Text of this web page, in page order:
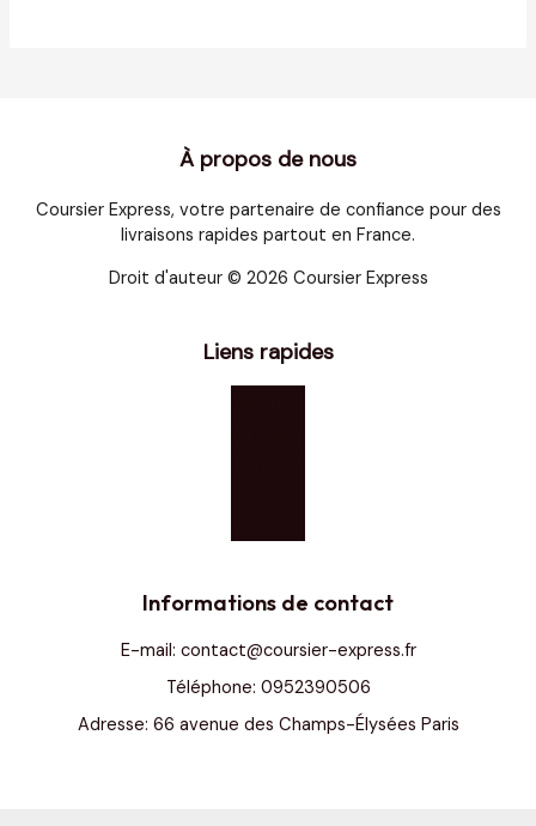
À propos de nous
Coursier Express, votre partenaire de confiance pour des
livraisons rapides partout en France.
Droit d'auteur © 2026 Coursier Express
Liens rapides
Informations de contact
E-mail: contact@coursier-express.fr
Téléphone: 0952390506
Adresse: 66 avenue des Champs-Élysées Paris